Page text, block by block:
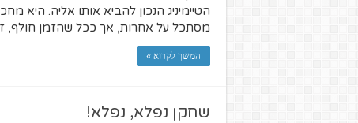
הטיימיניג הנכון להביא אותו אליה. היא
מסתכל על אחרות, אך ככל שהזמן חולף,
המשך לקרוא »
שחקן נפלא, נפלא!